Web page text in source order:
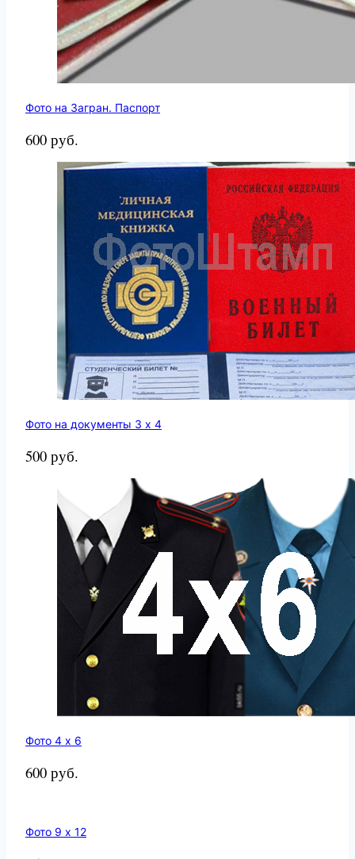
Фото на Загран. Паспорт
600 руб.
Фото на документы 3 х 4
500 руб.
Фото 4 х 6
600 руб.
Фото 9 х 12